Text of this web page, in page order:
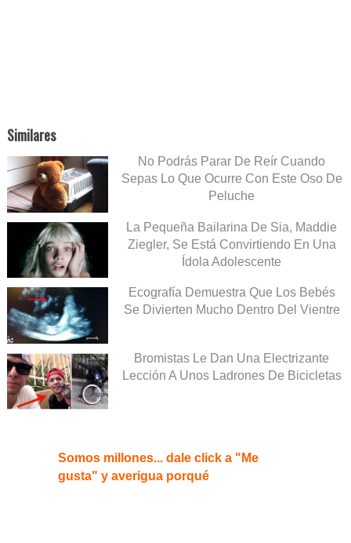
Similares
No Podrás Parar De Reír Cuando
Sepas Lo Que Ocurre Con Este Oso De
Peluche
La Pequeña Bailarina De Sia, Maddie
Ziegler, Se Está Convirtiendo En Una
Ídola Adolescente
Ecografía Demuestra Que Los Bebés
Se Divierten Mucho Dentro Del Vientre
Bromistas Le Dan Una Electrizante
Lección A Unos Ladrones De Bicicletas
Somos millones... dale click a "Me
gusta" y averigua porqué